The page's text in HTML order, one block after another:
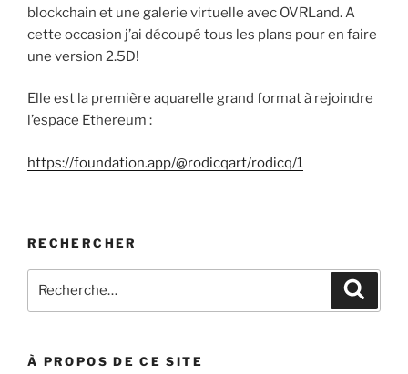
blockchain et une galerie virtuelle avec OVRLand. A
cette occasion j’ai découpé tous les plans pour en faire
une version 2.5D!
Elle est la première aquarelle grand format à rejoindre
l’espace Ethereum :
https://foundation.app/@rodicqart/rodicq/1
RECHERCHER
pour
À PROPOS DE CE SITE